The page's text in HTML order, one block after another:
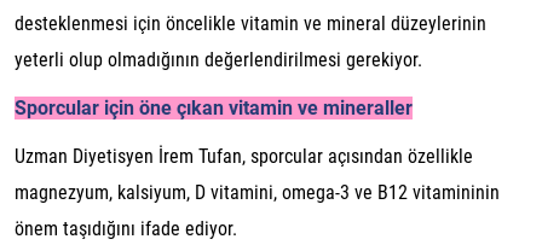
desteklenmesi için öncelikle vitamin ve mineral düzeylerinin
yeterli olup olmadığının değerlendirilmesi gerekiyor.
Sporcular için öne çıkan vitamin ve mineraller
Uzman Diyetisyen İrem Tufan, sporcular açısından özellikle
magnezyum, kalsiyum, D vitamini, omega-3 ve B12 vitamininin
önem taşıdığını ifade ediyor.